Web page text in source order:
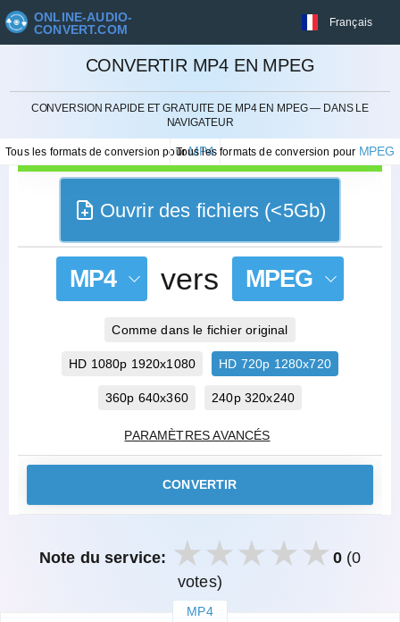
ONLINE-AUDIO-
CONVERT.COM
Français
CONVERTIR MP4 EN MPEG
CONVERSION RAPIDE ET GRATUITE DE MP4 EN MPEG — DANS LE
NAVIGATEUR
Tous les formats de conversion pourMP4
Tous les formats de conversion pour MPEG
Ouvrir des fichiers (<5Gb)
MP4 vers MPEG
Comme dans le fichier original
HD 1080p 1920x1080 HD 720p 1280x720
360p 640x360 240p 320x240
PARAMÈTRES AVANCÉS
CONVERTIR
Note du service: 0(0
votes)
MP4